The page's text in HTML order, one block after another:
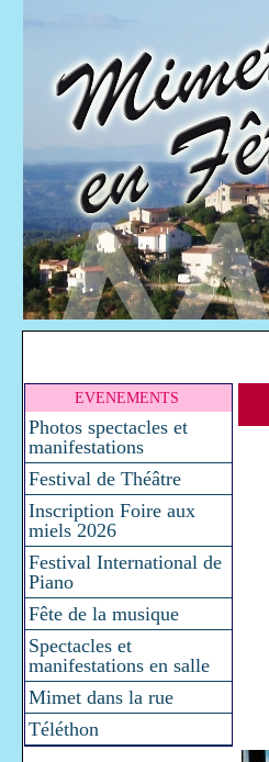
EVENEMENTS
Photos spectacles et
manifestations
Festival de Théâtre
Inscription Foire aux
miels 2026
Festival International de
Piano
Fête de la musique
Spectacles et
manifestations en salle
Mimet dans la rue
Téléthon